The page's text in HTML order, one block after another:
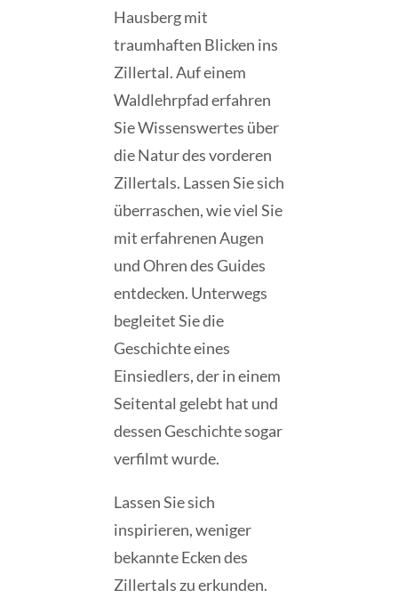
Hausberg mit
traumhaften Blicken ins
Zillertal. Auf einem
Waldlehrpfad erfahren
Sie Wissenswertes über
die Natur des vorderen
Zillertals. Lassen Sie sich
überraschen, wie viel Sie
mit erfahrenen Augen
und Ohren des Guides
entdecken. Unterwegs
begleitet Sie die
Geschichte eines
Einsiedlers, der in einem
Seitental gelebt hat und
dessen Geschichte sogar
verfilmt wurde.
Lassen Sie sich
inspirieren, weniger
bekannte Ecken des
Zillertals zu erkunden.